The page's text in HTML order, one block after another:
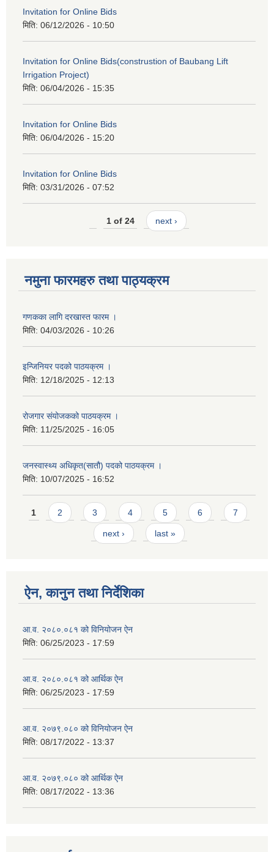
Invitation for Online Bids
मिति: 06/12/2026 - 10:50
Invitation for Online Bids(construstion of Baubang Lift
Irrigation Project)
मिति: 06/04/2026 - 15:35
Invitation for Online Bids
मिति: 06/04/2026 - 15:20
Invitation for Online Bids
मिति: 03/31/2026 - 07:52
1 of 24 next ›
नमुना फारमहरु तथा पाठ्यक्रम
गणकका लागि दरखास्त फारम ।
मिति: 04/03/2026 - 10:26
इन्जिनियर पदको पाठयक्रम ।
मिति: 12/18/2025 - 12:13
रोजगार संयोजकको पाठयक्रम ।
मिति: 11/25/2025 - 16:05
जनस्वास्थ्य अधिकृत(सातौ) पदको पाठयक्रम ।
मिति: 10/07/2025 - 16:52
Pages
1 2 3 4 5 6 7
next › last »
ऐन, कानुन तथा निर्देशिका
आ.व. २०८०.०८१ को विनियोजन ऐन
मिति: 06/25/2023 - 17:59
आ.व. २०८०.०८१ को आर्थिक ऐन
मिति: 06/25/2023 - 17:59
आ.व. २०७९.०८० को विनियोजन ऐन
मिति: 08/17/2022 - 13:37
आ.व. २०७९.०८० को आर्थिक ऐन
मिति: 08/17/2022 - 13:36